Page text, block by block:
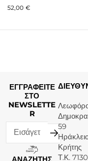
52,00 €
ΕΓΓΡΑΦΕΙΤΕ
ΣΤΟ
NEWSLETTE
R
59
Κρήτης
Τ.Κ.